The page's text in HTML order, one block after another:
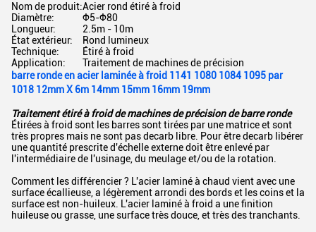
Nom de produit:Acier rond étiré à froid
Diamètre:
Φ5-Φ80
Longueur:
2.5m - 10m
État extérieur:
Rond lumineux
Technique:
Étiré à froid
Application:
Traitement de machines de précision
barre ronde en acier laminée à froid 1141 1080 1084 1095 par
1018 12mm X 6m 14mm 15mm 16mm 19mm
Traitement étiré à froid de machines de précision de barre ronde
Étirées à froid sont les barres sont tirées par une matrice et sont
très propres mais ne sont pas decarb libre. Pour être decarb libérer
une quantité prescrite d'échelle externe doit être enlevé par
l'intermédiaire de l'usinage, du meulage et/ou de la rotation.
Comment les différencier ? L'acier laminé à chaud vient avec une
surface écallieuse, a légèrement arrondi des bords et les coins et la
surface est non-huileux. L'acier laminé à froid a une finition
huileuse ou grasse, une surface très douce, et très des tranchants.